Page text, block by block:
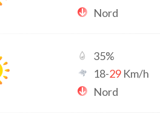
Nord
35%
18-29 Km/h
Nord